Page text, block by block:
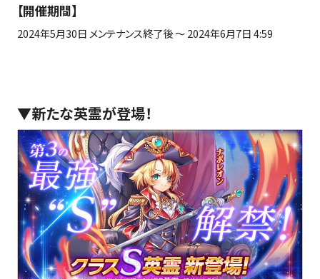
【開催期間】
2024年5月30日 メンテナンス終了後 ～2024年6月7日4:59
▼新たな英霊が登場！